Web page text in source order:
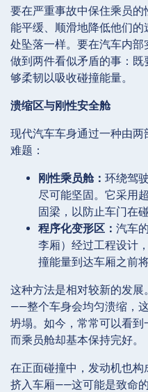
要在严重事故中保住乘员
能平缓、顺滑地降低他们
处坠落一样。要在汽车内
做到两件看似矛盾的事：
够柔韧以吸收碰撞能量。
溃缩区与刚性安全舱
现代汽车车身通过一种由
难题：
刚性乘员舱： 环绕驾
尽可能坚固。它采用
固梁，以防止车门在
程序化变形区： 汽车
李厢）经过工程设计
撞能量到达车厢之前
这种方法是相对较新的发
——整个车身会均匀溃缩，
坍塌。如今，常常可以看到
而乘员舱却基本保持完好。
在正面碰撞中，发动机也
挤入车厢——这可能是致命